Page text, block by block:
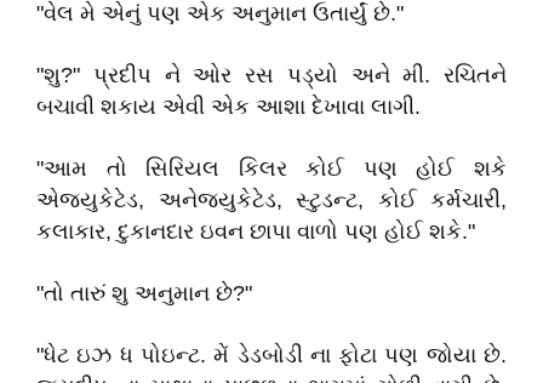
"વેલ મે એનું પણ એક અનુમાન ઉતાર્યું છે."
"શુ?" પ્રદીપ ને ઓર રસ પડ્યો અને મી. રચિતને
બચાવી શકાય એવી એક આશા દેખાવા લાગી.
"આમ તો સિરિયલ કિલર કોઈ પણ હોઈ શકે
એજ્યુકેટેડ, અનેજ્યુકેટેડ, સ્ટુડન્ટ, કોઈ કર્મચારી,
કલાકાર, દુકાનદાર ઇવન છાપા વાળો પણ હોઈ શકે."
"તો તારું શુ અનુમાન છે?"
"ધેટ ઇઝ ધ પોઇન્ટ. મેં ડેડબોડી ના ફોટા પણ જોયા છે.